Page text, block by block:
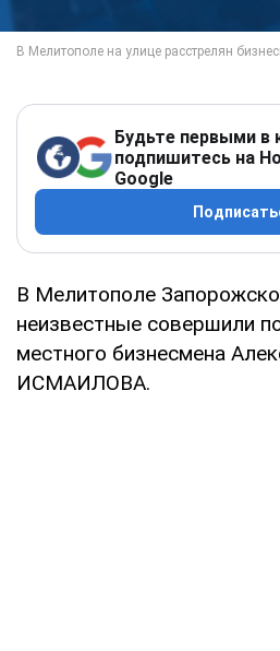
Будьте первыми в
подпишитесь на
Google
В Мелитополе
неизвестные совершили
местного бизнесмена
ИСМАИЛОВА.